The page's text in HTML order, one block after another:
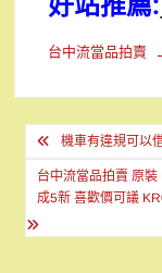
台中流當品拍賣
文
章
導
覽
機車有違規可以
台中流當品拍賣 原
成5新 喜歡價可議